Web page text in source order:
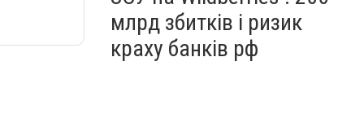
млрд збитків і ризик
краху банків рф